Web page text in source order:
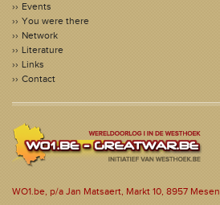
Events
You were there
Network
Literature
Links
Contact
WO1.be, p/a Jan Matsaert, Markt 10, 8957 Mesen